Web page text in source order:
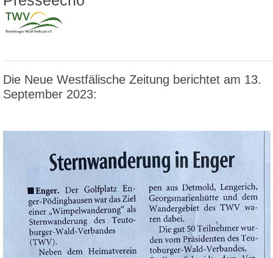
Die Neue Westfälische Zeitung berichtet am 13.
September 2023: